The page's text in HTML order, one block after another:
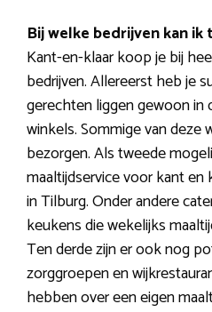
Bij welke bedrijven kan
Kant-en-klaar koop je bij
bedrijven. Allereerst heb je
gerechten liggen gewoon in
winkels. Sommige van deze
bezorgen. Als tweede
maaltijdservice voor kant en
in Tilburg. Onder andere
keukens die wekelijks
Ten derde zijn er ook nog
zorggroepen en
hebben over een eigen